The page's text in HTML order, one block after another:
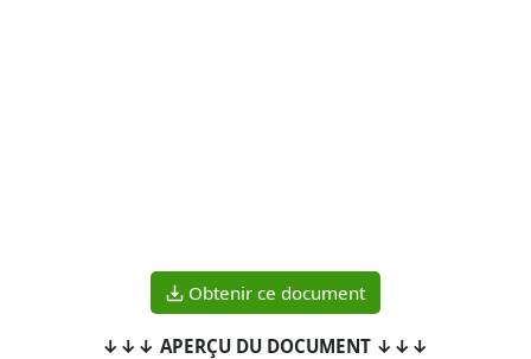
Obtenir ce document
↓↓↓ APERÇU DU DOCUMENT ↓↓↓